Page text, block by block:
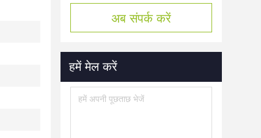
अब संपर्क करें
हमें मेल करें